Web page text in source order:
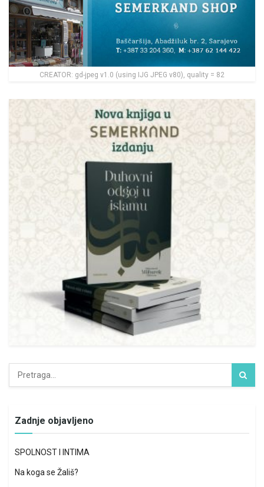
CREATOR: gd-jpeg v1.0 (using IJG JPEG v80), quality = 82
Zadnje objavljeno
SPOLNOST I INTIMA
Na koga se Žališ?